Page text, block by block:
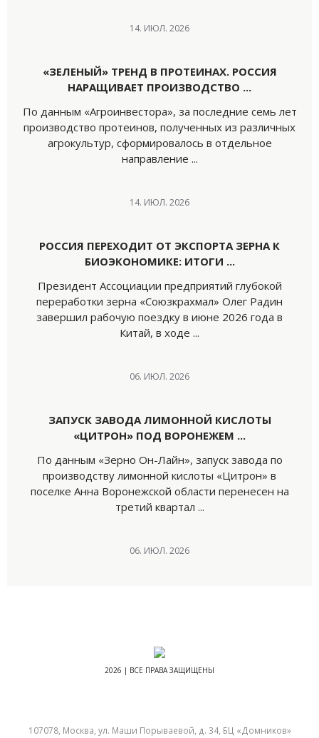
14. ИЮЛ. 2026
«ЗЕЛЕНЫЙ» ТРЕНД В ПРОТЕИНАХ. РОССИЯ
НАРАЩИВАЕТ ПРОИЗВОДСТВО ...
По данным «Агроинвестора», за последние семь лет
производство протеинов, полученных из различных
агрокультур, сформировалось в отдельное
направление ...
14. ИЮЛ. 2026
РОССИЯ ПЕРЕХОДИТ ОТ ЭКСПОРТА ЗЕРНА К
БИОЭКОНОМИКЕ: ИТОГИ ...
Президент Ассоциации предприятий глубокой
переработки зерна «Союзкрахмал» Олег Радин
завершил рабочую поездку в июне 2026 года в
Китай, в ходе ...
06. ИЮЛ. 2026
ЗАПУСК ЗАВОДА ЛИМОННОЙ КИСЛОТЫ
«ЦИТРОН» ПОД ВОРОНЕЖЕМ ...
По данным «Зерно Он-Лайн», запуск завода по
производству лимонной кислоты «Цитрон» в
поселке Анна Воронежской области перенесен на
третий квартал ...
06. ИЮЛ. 2026
2026 | ВСЕ ПРАВА ЗАЩИЩЕНЫ
107078, Москва, ул. Маши Порываевой, д. 34, БЦ «Домников»